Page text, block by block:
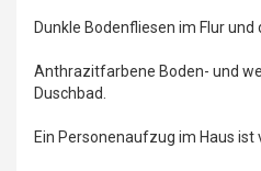
Dunkle Bodenfliesen im Flur und
Anthrazitfarbene Boden- und
Duschbad.
Ein Personenaufzug im Haus ist